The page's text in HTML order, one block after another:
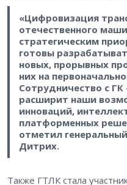
«Цифровизация
отечественного
стратегическим
готовы
новых, прорывных
них на
Сотрудничество с
расширит наши
инноваций,
платформенных
отметил
Дитрих.
Также ГТЛК стала